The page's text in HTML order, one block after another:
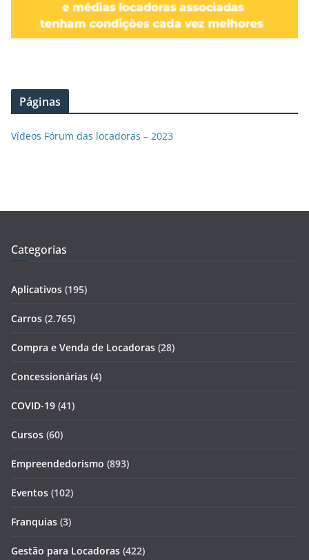
Páginas
Vídeos Fórum das locadoras – 2023
Categorias
Aplicativos (195)
Carros (2.765)
Compra e Venda de Locadoras (28)
Concessionárias (4)
COVID-19 (41)
Cursos (60)
Empreendedorismo (893)
Eventos (102)
Franquias (3)
Gestão para Locadoras (422)